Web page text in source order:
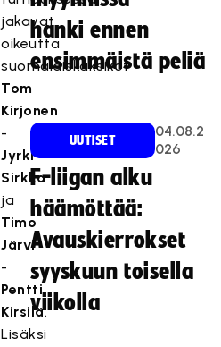
jakavat
oikeutta
suomalaiskaksikot
Tom
Kirjonen
-
Jyrki
Sirkka
ja
Timo
Järvi
-
Pentti
Kirsilä.
Lisäksi
hanki ennen
ensimmäistä peliä
UUTISET
04.08.2
026
F-liigan alku
häämöttää:
Avauskierrokset
syyskuun toisella
viikolla